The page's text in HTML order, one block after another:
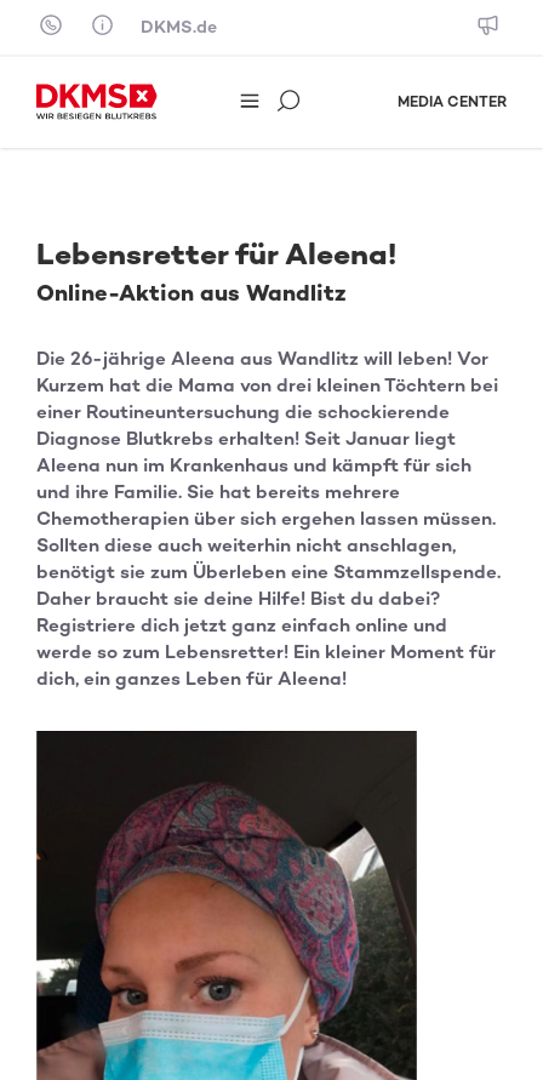
Skip to content
DKMS.de
MEDIA CENTER
Lebensretter für Aleena!
Online-Aktion aus Wandlitz
Die 26-jährige Aleena aus Wandlitz will leben! Vor
Kurzem hat die Mama von drei kleinen Töchtern bei
einer Routineuntersuchung die schockierende
Diagnose Blutkrebs erhalten! Seit Januar liegt
Aleena nun im Krankenhaus und kämpft für sich
und ihre Familie. Sie hat bereits mehrere
Chemotherapien über sich ergehen lassen müssen.
Sollten diese auch weiterhin nicht anschlagen,
benötigt sie zum Überleben eine Stammzellspende.
Daher braucht sie deine Hilfe! Bist du dabei?
Registriere dich jetzt ganz einfach online und
werde so zum Lebensretter! Ein kleiner Moment für
dich, ein ganzes Leben für Aleena!